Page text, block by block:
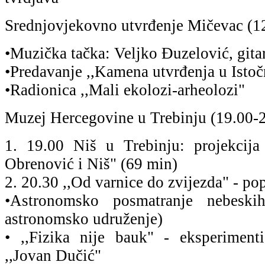
Srednjovjekovno utvrđenje Mičevac
•Muzička tačka: Veljko Đuzelović,
•Predavanje ,,Kamena utvrđenja u
•Radionica ,,Mali ekolozi-arheolozi"
Muzej Hercegovine u Trebinju (19.00-
1. 19.00 Niš u Trebinju:
Obrenović i Niš" (69 min)
2. 20.30 ,,Od varnice do zvijezda" -
•Astronomsko posmatranje
astronomsko udruženje)
• ,,Fizika nije bauk" -
,,Jovan Dučić"